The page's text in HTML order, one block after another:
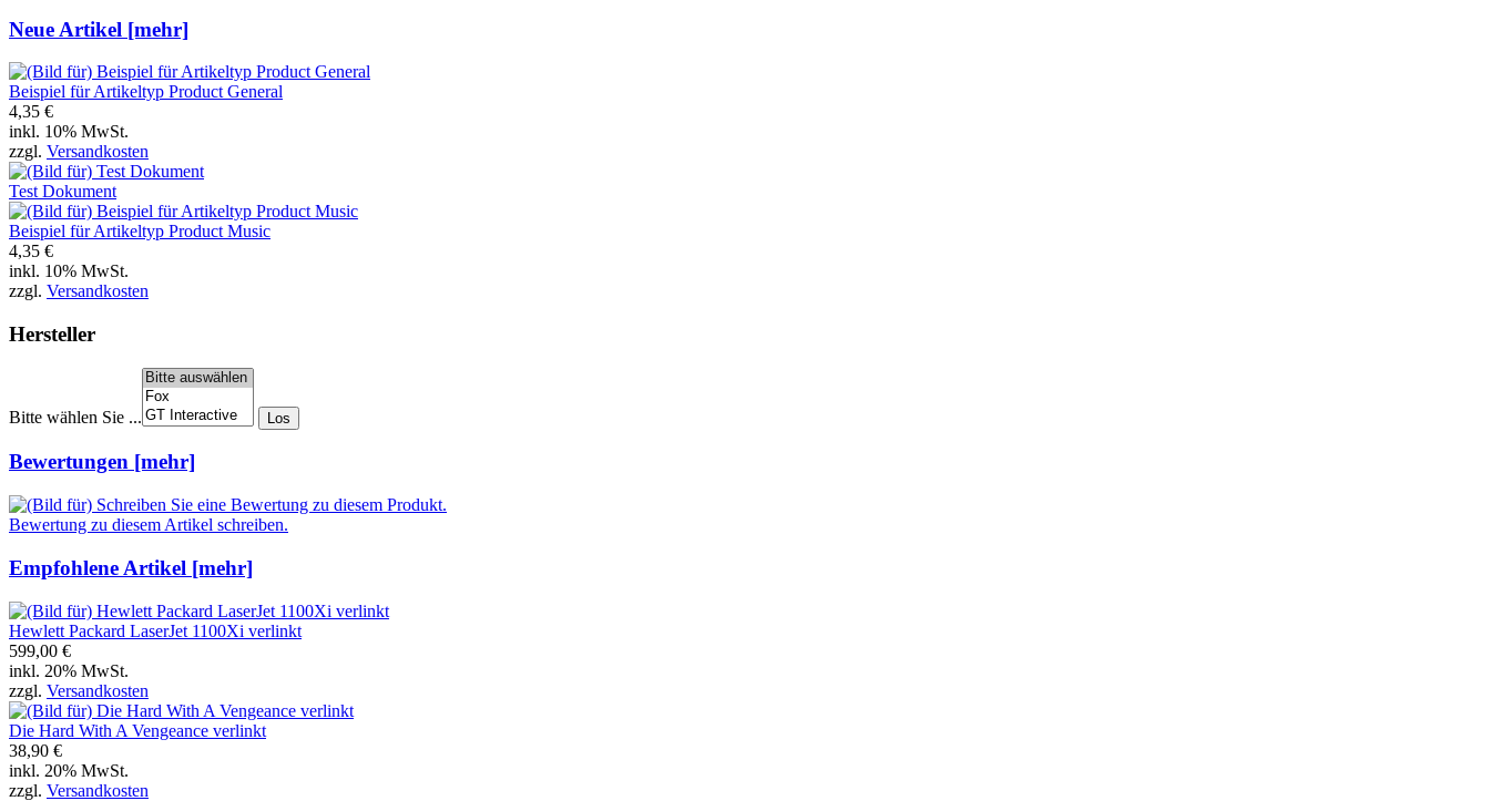
Neue Artikel [mehr]
Beispiel für Artikeltyp Product General
4,35 €
inkl. 10% MwSt.
zzgl. Versandkosten
Test Dokument
Beispiel für Artikeltyp Product Music
4,35 €
inkl. 10% MwSt.
zzgl. Versandkosten
Hersteller
Bitte wählen Sie ...
Bewertungen [mehr]
Bewertung zu diesem Artikel schreiben.
Empfohlene Artikel [mehr]
Hewlett Packard LaserJet 1100Xi verlinkt
599,00 €
inkl. 20% MwSt.
zzgl. Versandkosten
Die Hard With A Vengeance verlinkt
38,90 €
inkl. 20% MwSt.
zzgl. Versandkosten